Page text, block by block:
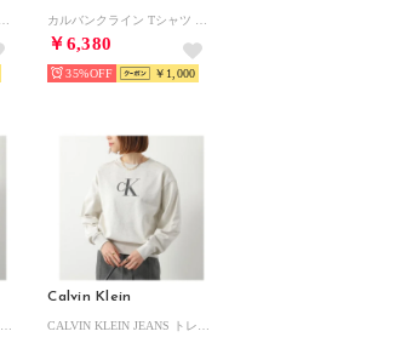
￥6,380
35% ￥1,000
Calvin Klein